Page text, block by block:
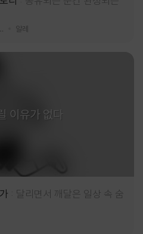
알레
이유가 없다
달리면서 깨달은 일상 속 숨